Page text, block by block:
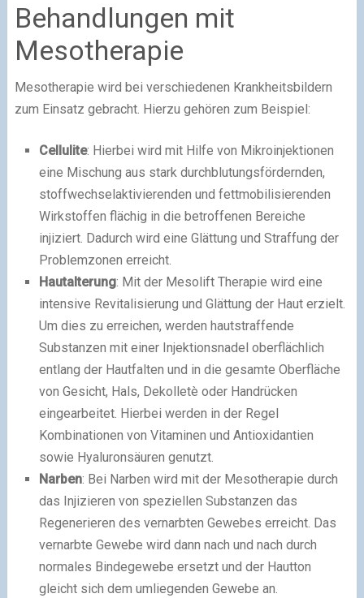
Behandlungen mit
Mesotherapie
Mesotherapie wird bei verschiedenen Krankheitsbildern
zum Einsatz gebracht. Hierzu gehören zum Beispiel:
Cellulite: Hierbei wird mit Hilfe von Mikroinjektionen
eine Mischung aus stark durchblutungsfördernden,
stoffwechselaktivierenden und fettmobilisierenden
Wirkstoffen flächig in die betroffenen Bereiche
injiziert. Dadurch wird eine Glättung und Straffung der
Problemzonen erreicht.
Hautalterung: Mit der Mesolift Therapie wird eine
intensive Revitalisierung und Glättung der Haut erzielt.
Um dies zu erreichen, werden hautstraffende
Substanzen mit einer Injektionsnadel oberflächlich
entlang der Hautfalten und in die gesamte Oberfläche
von Gesicht, Hals, Dekolletè oder Handrücken
eingearbeitet. Hierbei werden in der Regel
Kombinationen von Vitaminen und Antioxidantien
sowie Hyaluronsäuren genutzt.
Narben: Bei Narben wird mit der Mesotherapie durch
das Injizieren von speziellen Substanzen das
Regenerieren des vernarbten Gewebes erreicht. Das
vernarbte Gewebe wird dann nach und nach durch
normales Bindegewebe ersetzt und der Hautton
gleicht sich dem umliegenden Gewebe an.